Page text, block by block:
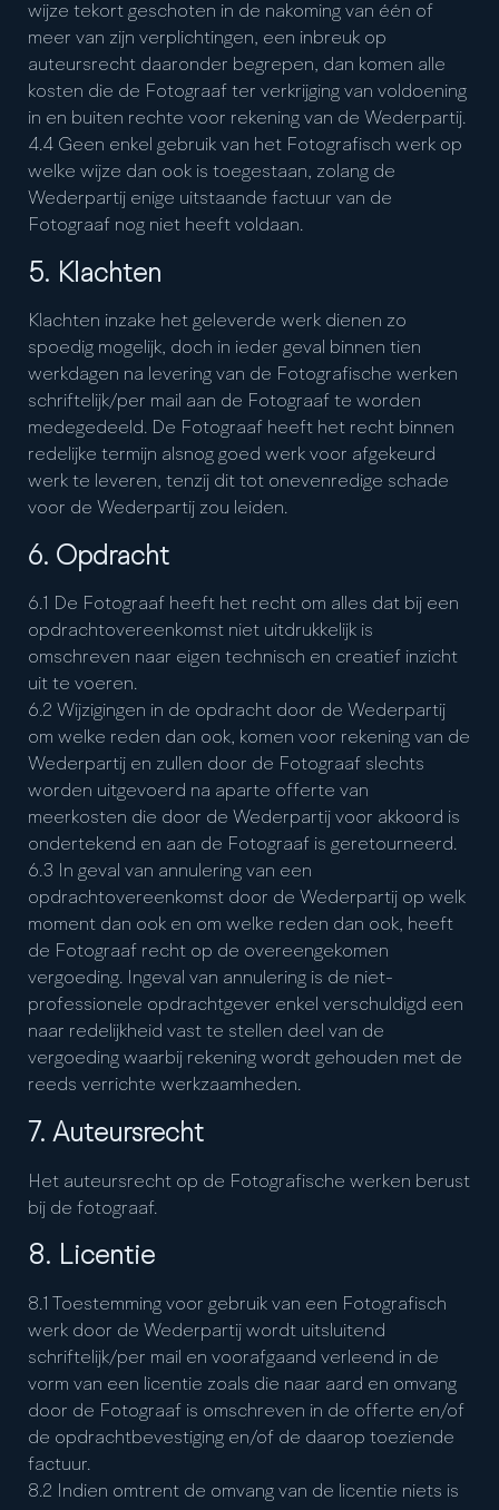
wijze tekort geschoten in de nakoming van één of
meer van zijn verplichtingen, een inbreuk op
auteursrecht daaronder begrepen, dan komen alle
kosten die de Fotograaf ter verkrijging van voldoening
in en buiten rechte voor rekening van de Wederpartij.
4.4 Geen enkel gebruik van het Fotografisch werk op
welke wijze dan ook is toegestaan, zolang de
Wederpartij enige uitstaande factuur van de
Fotograaf nog niet heeft voldaan.
5. Klachten
Klachten inzake het geleverde werk dienen zo
spoedig mogelijk, doch in ieder geval binnen tien
werkdagen na levering van de Fotografische werken
schriftelijk/per mail aan de Fotograaf te worden
medegedeeld. De Fotograaf heeft het recht binnen
redelijke termijn alsnog goed werk voor afgekeurd
werk te leveren, tenzij dit tot onevenredige schade
voor de Wederpartij zou leiden.
6. Opdracht
6.1 De Fotograaf heeft het recht om alles dat bij een
opdrachtovereenkomst niet uitdrukkelijk is
omschreven naar eigen technisch en creatief inzicht
uit te voeren.
6.2 Wijzigingen in de opdracht door de Wederpartij
om welke reden dan ook, komen voor rekening van de
Wederpartij en zullen door de Fotograaf slechts
worden uitgevoerd na aparte offerte van
meerkosten die door de Wederpartij voor akkoord is
ondertekend en aan de Fotograaf is geretourneerd.
6.3 In geval van annulering van een
opdrachtovereenkomst door de Wederpartij op welk
moment dan ook en om welke reden dan ook, heeft
de Fotograaf recht op de overeengekomen
vergoeding. Ingeval van annulering is de niet-
professionele opdrachtgever enkel verschuldigd een
naar redelijkheid vast te stellen deel van de
vergoeding waarbij rekening wordt gehouden met de
reeds verrichte werkzaamheden.
7. Auteursrecht
Het auteursrecht op de Fotografische werken berust
bij de fotograaf.
8. Licentie
8.1 Toestemming voor gebruik van een Fotografisch
werk door de Wederpartij wordt uitsluitend
schriftelijk/per mail en voorafgaand verleend in de
vorm van een licentie zoals die naar aard en omvang
door de Fotograaf is omschreven in de offerte en/of
de opdrachtbevestiging en/of de daarop toeziende
factuur.
8.2 Indien omtrent de omvang van de licentie niets is